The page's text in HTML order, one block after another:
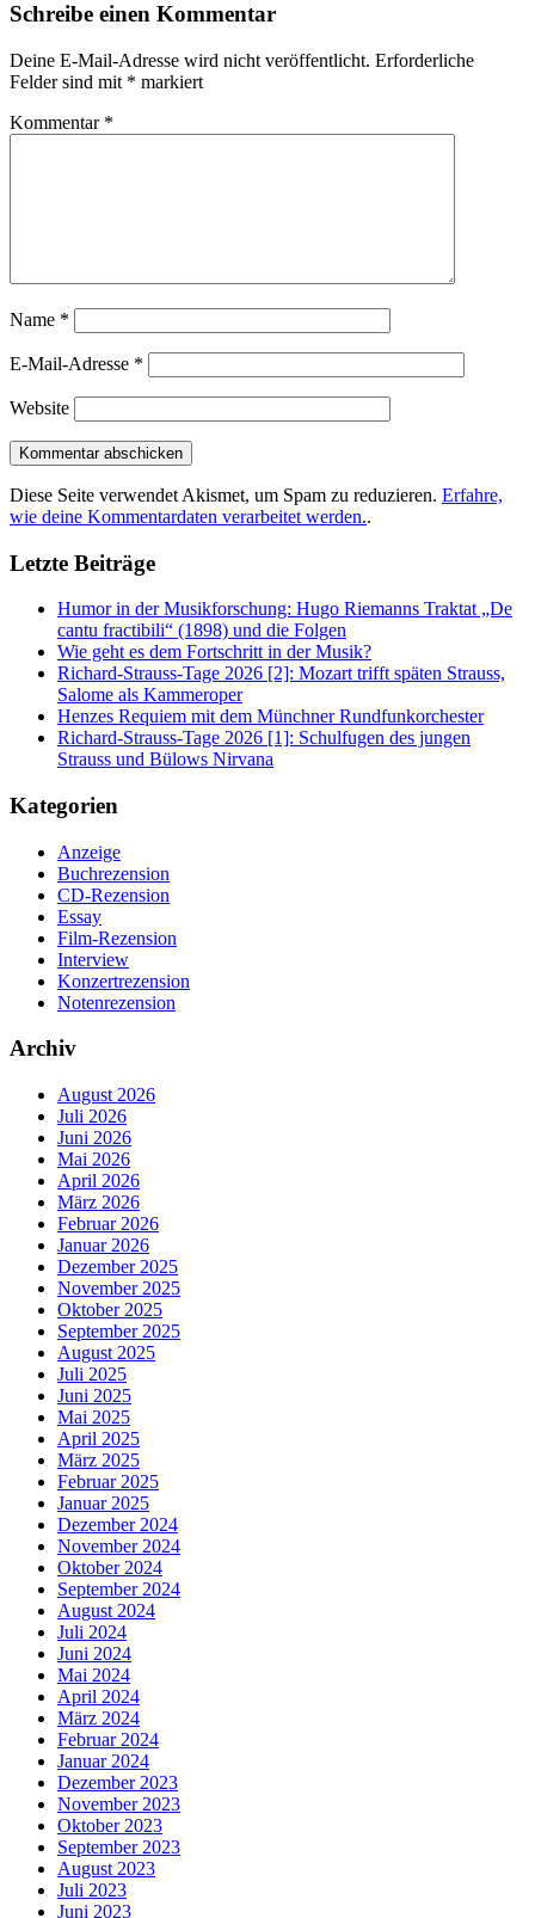
Schreibe einen Kommentar
Deine E-Mail-Adresse wird nicht veröffentlicht. Erforderliche
Felder sind mit * markiert
Kommentar *
Name *
E-Mail-Adresse *
Website
Diese Seite verwendet Akismet, um Spam zu reduzieren. Erfahre,
wie deine Kommentardaten verarbeitet werden..
Letzte Beiträge
Humor in der Musikforschung: Hugo Riemanns Traktat „De
cantu fractibili“ (1898) und die Folgen
Wie geht es dem Fortschritt in der Musik?
Richard-Strauss-Tage 2026 [2]: Mozart trifft späten Strauss,
Salome als Kammeroper
Henzes Requiem mit dem Münchner Rundfunkorchester
Richard-Strauss-Tage 2026 [1]: Schulfugen des jungen
Strauss und Bülows Nirvana
Kategorien
Anzeige
Buchrezension
CD-Rezension
Essay
Film-Rezension
Interview
Konzertrezension
Notenrezension
Archiv
August 2026
Juli 2026
Juni 2026
Mai 2026
April 2026
März 2026
Februar 2026
Januar 2026
Dezember 2025
November 2025
Oktober 2025
September 2025
August 2025
Juli 2025
Juni 2025
Mai 2025
April 2025
März 2025
Februar 2025
Januar 2025
Dezember 2024
November 2024
Oktober 2024
September 2024
August 2024
Juli 2024
Juni 2024
Mai 2024
April 2024
März 2024
Februar 2024
Januar 2024
Dezember 2023
November 2023
Oktober 2023
September 2023
August 2023
Juli 2023
Juni 2023